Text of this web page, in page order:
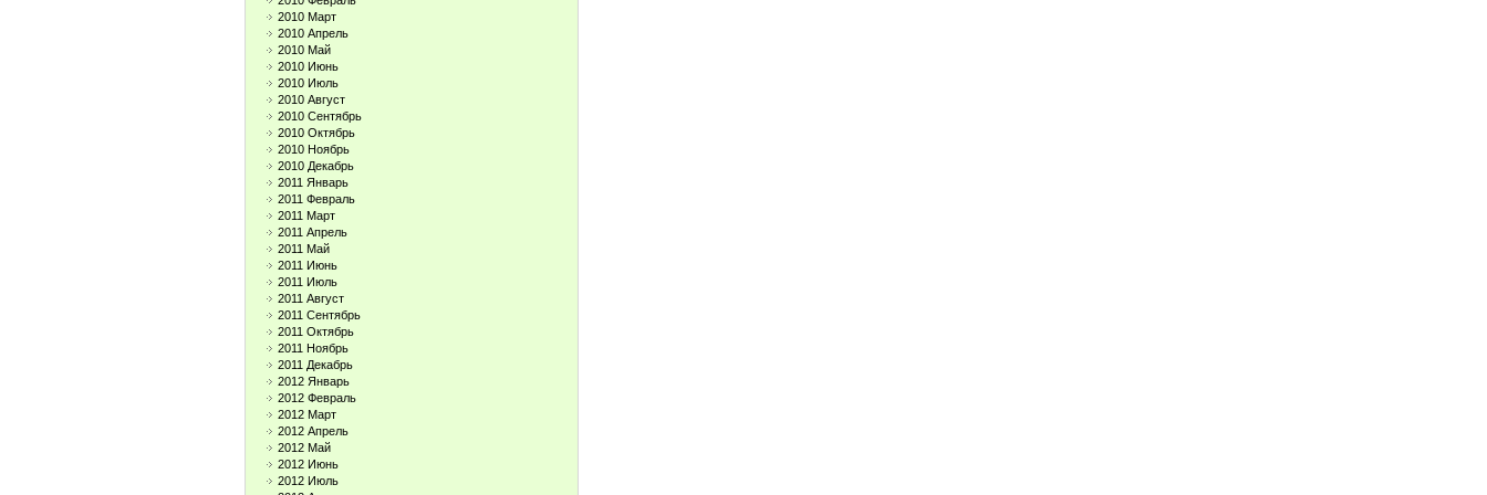
2010 Март
2010 Апрель
2010 Май
2010 Июнь
2010 Июль
2010 Август
2010 Сентябрь
2010 Октябрь
2010 Ноябрь
2010 Декабрь
2011 Январь
2011 Февраль
2011 Март
2011 Апрель
2011 Май
2011 Июнь
2011 Июль
2011 Август
2011 Сентябрь
2011 Октябрь
2011 Ноябрь
2011 Декабрь
2012 Январь
2012 Февраль
2012 Март
2012 Апрель
2012 Май
2012 Июнь
2012 Июль